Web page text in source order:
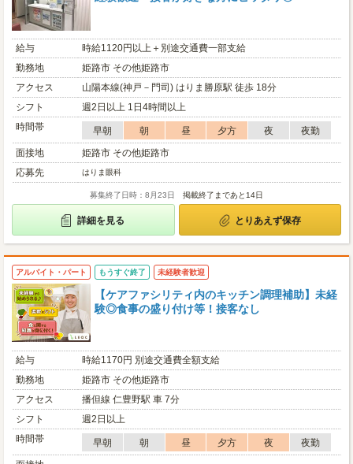
給与
時給1120円以上＋別途交通費一部支給
勤務地
姫路市 その他姫路市
アクセス
山陽本線(神戸－門司) はりま勝原駅 徒歩 18分
シフト
週2日以上 1日4時間以上
時間帯
早朝 朝 昼 夕方 夜
夜勤
面接地
姫路市 その他姫路市
応募先
はりま眼科
募集終了日時：8月23日 掲載終了まであと14日
詳細を見る とりあえず保存
アルバイト・パート もうすぐ終了 未経験者歓迎
【ケアファシリティ内のキッチン調理補助】未経
験◎食事の盛り付け等！接客なし
給与
時給1170円 別途交通費全額支給
勤務地
姫路市 その他姫路市
アクセス
播但線 仁豊野駅 車 7分
シフト
週2日以上
時間帯
早朝 朝 昼 夕方 夜
夜勤